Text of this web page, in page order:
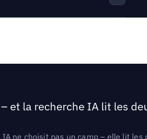
et la recherche IA lit les
ne choisit pas un camp – elle lit les